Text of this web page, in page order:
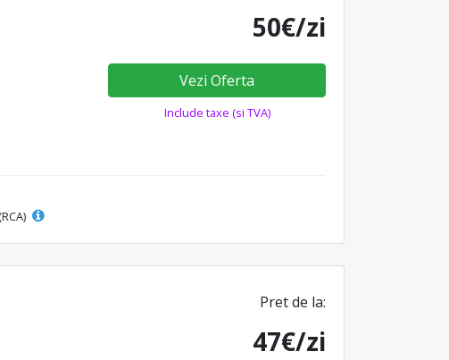
50€/zi
Vezi Oferta
Include taxe (si TVA)
Pret de la:
47€/zi